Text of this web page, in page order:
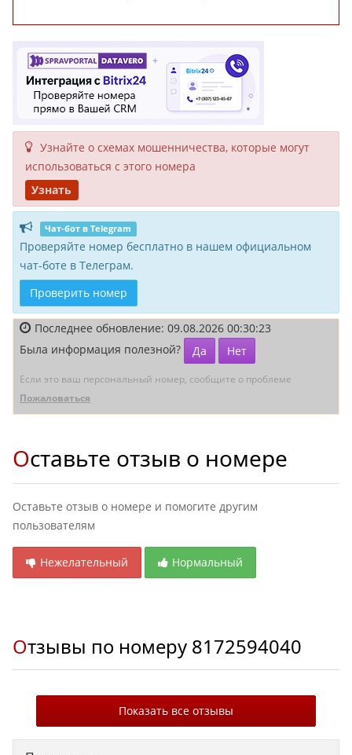
Узнайте о схемах мошенни­чества, кото­рые могут
исполь­зоваться с этого номера
Узнать
Чат-бот в Telegram
Проверяйте номер бесплатно в нашем официальном
чат-боте в Телеграм.
Проверить номер
Последнее обновление: 09.08.2026 00:30:23
Была информация полезной?
Да Нет
Если это ваш персональный номер, сообщите о проблеме
Пожаловаться
Оставьте отзыв о номере
Оставьте отзыв о номере и помогите другим
пользователям
Нежелательный Нормальный
Отзывы по номеру 8172594040
Показать все отзывы